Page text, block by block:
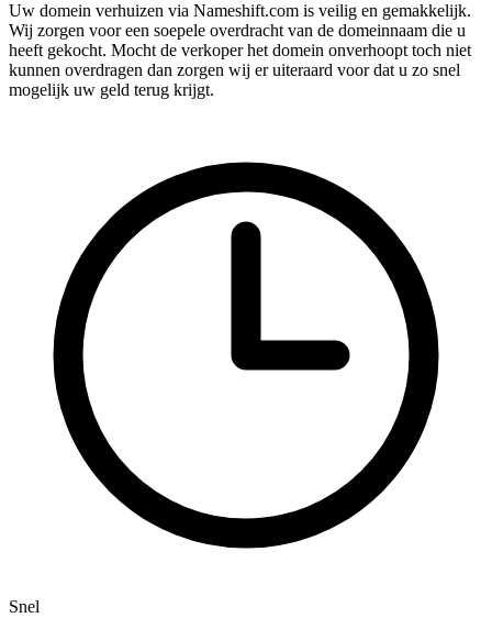
Uw domein verhuizen via Nameshift.com is veilig en gemakkelijk.
Wij zorgen voor een soepele overdracht van de domeinnaam die u
heeft gekocht. Mocht de verkoper het domein onverhoopt toch niet
kunnen overdragen dan zorgen wij er uiteraard voor dat u zo snel
mogelijk uw geld terug krijgt.
Snel